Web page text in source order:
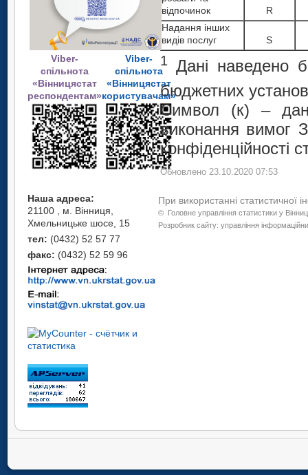
Viber-
спільнота
«Вінницястат
респондентам»
Viber-
спільнота
«Вінницястат
користувачам»
Наша адреса:
21100 , м. Вінниця,
Хмельницьке шосе, 15
тел: (0432) 52 57 77
факс: (0432) 52 59 96
відпочинок
R
Надання інших
видів послуг
S
1 Дані наведено
бюджетних
Символ (к) –
виконання вимог
конфіденційності
Обновлено 23.10.2020 07:53
При використанні статистичної
© Головне управління статистики у
Розробник сайту: управління